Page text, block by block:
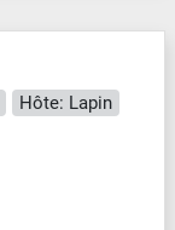
Hôte: Lapin